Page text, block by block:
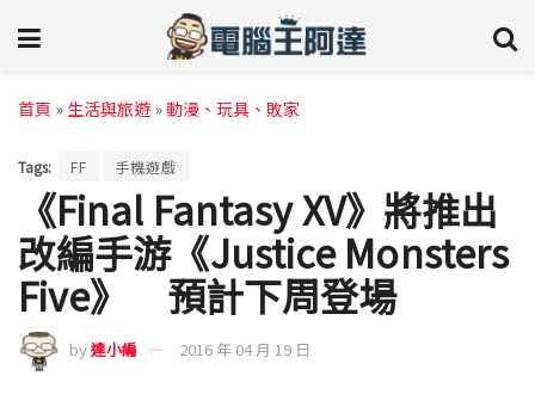
首頁 » 生活與旅遊 » 動漫、玩具、敗家
Tags: FF 手機遊戲
《Final Fantasy XV》將推出
改編手游《Justice Monsters
Five》 預計下周登場
by達小編 2016 年 04 月 19 日